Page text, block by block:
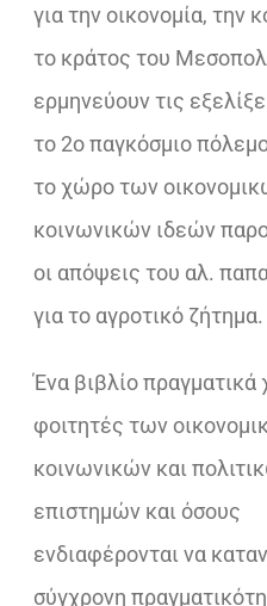
για την οικονομία, την
το κράτος του
ερμηνεύουν τις
το 2ο παγκόσμιο
το χώρο των
κοινωνικών ιδεών
οι απόψεις του αλ.
για το αγροτικό ζήτημα.
Ένα βιβλίο πραγματικά
φοιτητές των
κοινωνικών και
επιστημών και όσους
ενδιαφέρονται να
σύγχρονη